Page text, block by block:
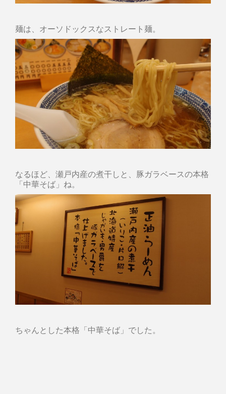
麺は、オーソドックスなストレート麺。
なるほど、瀬戸内産の煮干しと、豚ガラベースの本格
「中華そば」ね。
ちゃんとした本格「中華そば」でした。